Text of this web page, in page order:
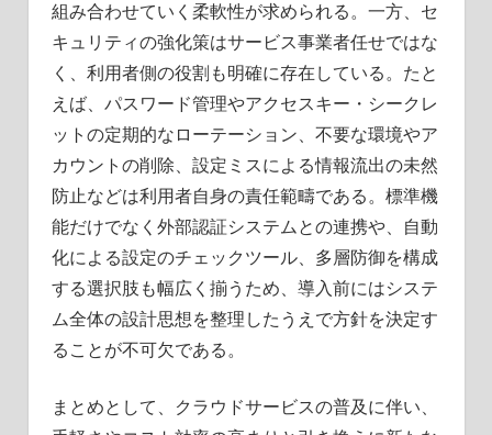
組み合わせていく柔軟性が求められる。一方、セ
キュリティの強化策はサービス事業者任せではな
く、利用者側の役割も明確に存在している。たと
えば、パスワード管理やアクセスキー・シークレ
ットの定期的なローテーション、不要な環境やア
カウントの削除、設定ミスによる情報流出の未然
防止などは利用者自身の責任範疇である。標準機
能だけでなく外部認証システムとの連携や、自動
化による設定のチェックツール、多層防御を構成
する選択肢も幅広く揃うため、導入前にはシステ
ム全体の設計思想を整理したうえで方針を決定す
ることが不可欠である。
まとめとして、クラウドサービスの普及に伴い、